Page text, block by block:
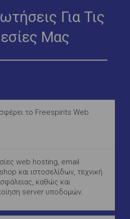
Για Τις
Μας
το Freespirits Web
web hosting, email
και ιστοσελίδων, τεχνική
καθώς και
server υποδομών.